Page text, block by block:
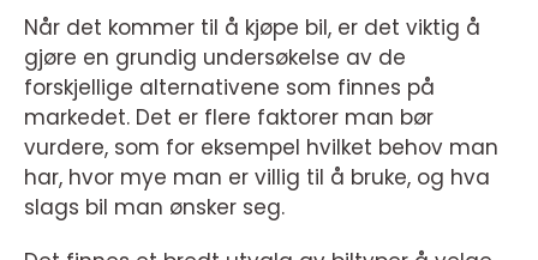
Når det kommer til å kjøpe bil, er det viktig å
gjøre en grundig undersøkelse av de
forskjellige alternativene som finnes på
markedet. Det er flere faktorer man bør
vurdere, som for eksempel hvilket behov man
har, hvor mye man er villig til å bruke, og hva
slags bil man ønsker seg.